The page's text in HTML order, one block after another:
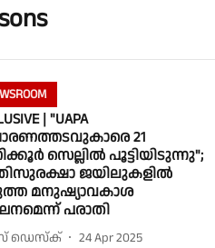
| "UAPA
21
സെല്ലിൽ പൂട്ടിയിടുന്നു";
ജയിലുകളിൽ
മനുഷ്യാവകാശ
പരാതി
ഡെസ്ക്
24 Apr 2025